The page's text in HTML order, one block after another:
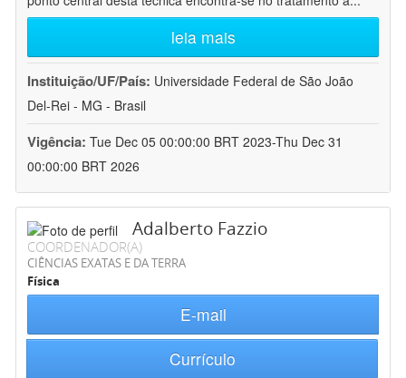
leia mais
Instituição/UF/País: Universidade Federal de São João
Del-Rei - MG - Brasil
Vigência: Tue Dec 05 00:00:00 BRT 2023-Thu Dec 31
00:00:00 BRT 2026
Adalberto Fazzio
COORDENADOR(A)
CIÊNCIAS EXATAS E DA TERRA
Física
E-mail
Currículo